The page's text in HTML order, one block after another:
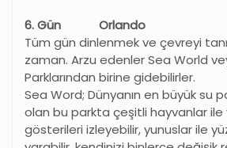
6. Gün Orlando
Tüm gün dinlenmek ve çevreyi
zaman. Arzu edenler Sea World
Parklarından birine gidebilirler.
Sea Word; Dünyanın en büyük su
olan bu parkta çeşitli hayvanlar ile
gösterileri izleyebilir, yunuslar ile